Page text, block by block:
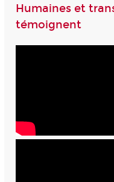
Humaines et
témoignent